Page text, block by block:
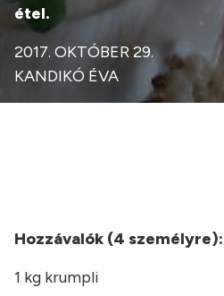
étel.
2017. OKTÓBER 29.
KANDIKÓ ÉVA
Hozzávalók (4 személyre):
1 kg krumpli